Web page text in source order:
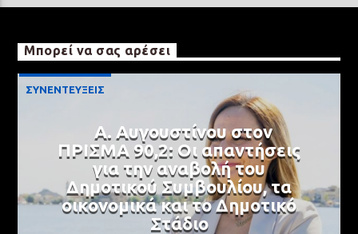
Μπορεί να σας αρέσει
ΣΥΝΕΝΤΕΥΞΕΙΣ
Α. Αυγουστίνου στον
ΠΡΙΣΜΑ 90,2: Οι απαντήσεις
για την αναβολή του
Δημοτικού Συμβουλίου, τα
οικονομικά και το Δημοτικό
Στάδιο